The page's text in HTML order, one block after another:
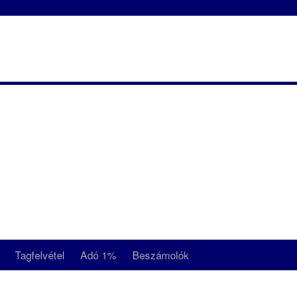
Tagfelvétel Adó 1% Beszámolók